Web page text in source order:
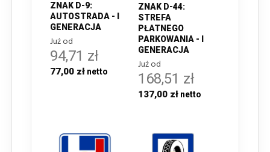
ZNAK D-9:
AUTOSTRADA - I
GENERACJA
Już od
94,71 zł
77,00 zł
ZNAK D-44:
STREFA
PŁATNEGO
PARKOWANIA - I
GENERACJA
Już od
168,51 zł
137,00 zł